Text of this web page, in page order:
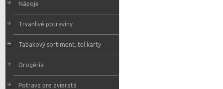
Nápoje
Trvanlivé potraviny
Tabakový sortiment, tel.karty
Drogéria
Potrava pre zvieratá